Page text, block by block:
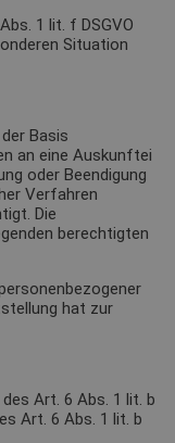
1 lit. f DSGVO
Situation
Basis
an eine Auskunftei
oder Beendigung
Verfahren
Die
berechtigten
hat zur
Art. 6 Abs. 1 lit. b
Art. 6 Abs. 1 lit. b